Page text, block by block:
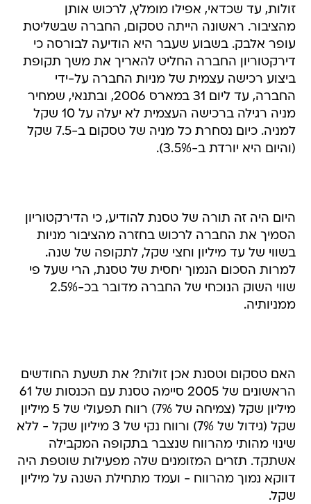
זולות, עד שכדאי, אפילו מומלץ, לרכוש אותן
מהציבור. ראשונה הייתה טסקום, החברה שבשליטת
עופר אלבק. בשבוע שעבר היא הודיעה לבורסה כי
דירקטוריון החברה החליט להאריך את משך תקופת
ביצוע רכישה עצמית של מניות החברה על-ידי
החברה, עד ליום 31 במארס 2006, ובתנאי, שמחיר
מניה רגילה ברכישה העצמית לא יעלה על 10 שקל
למניה. כיום נסחרת כל מניה של טסקום ב-7.5 שקל
(והיום היא יורדת ב-3.5%).
היום היה זה תורה של טסנת להודיע, כי הדירקטוריון
הסמיך את החברה לרכוש בחזרה מהציבור מניות
בשווי של עד מיליון וחצי שקל, לתקופה של שנה.
למרות הסכום הנמוך יחסית של טסנת, הרי שעל פי
שווי השוק הנוכחי של החברה מדובר בכ-2.5%
ממניותיה.
האם טסקום וטסנת אכן זולות? את תשעת החודשים
הראשונים של 2005 סיימה טסנת עם הכנסות של 61
מיליון שקל (צמיחה של 7%) רווח תפעולי של 5 מיליון
שקל (גידול של 7%) ורווח נקי של 3 מיליון שקל - ללא
שינוי מהותי מהרווח שנצבר בתקופה המקבילה
אשתקד. תזרים המזומנים שלה מפעילות שוטפת היה
דווקא נמוך מהרווח - ועמד מתחילת השנה על מיליון
שקל.